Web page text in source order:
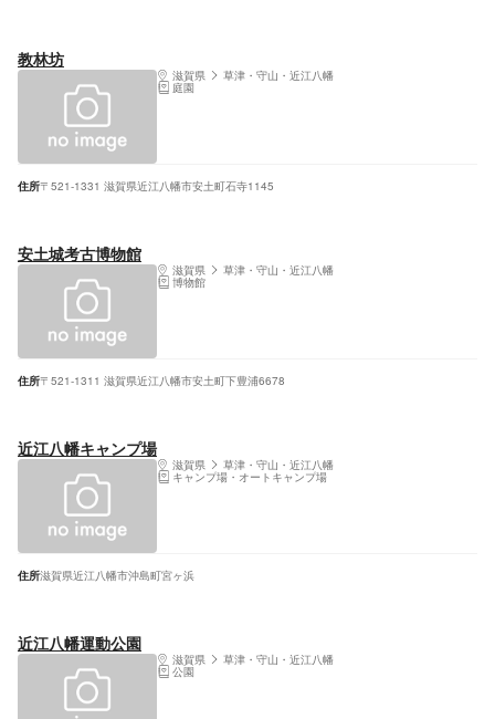
教林坊
滋賀県 草津・守山・近江八幡
庭園
住所〒521-1331 滋賀県近江八幡市安土町石寺1145
安土城考古博物館
滋賀県 草津・守山・近江八幡
博物館
住所〒521-1311 滋賀県近江八幡市安土町下豊浦6678
近江八幡キャンプ場
滋賀県 草津・守山・近江八幡
キャンプ場・オートキャンプ場
住所滋賀県近江八幡市沖島町宮ヶ浜
近江八幡運動公園
滋賀県 草津・守山・近江八幡
公園